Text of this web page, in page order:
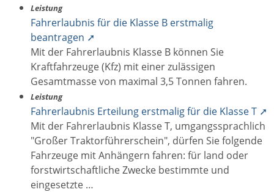
Leistung
Fahrerlaubnis für die Klasse B erstmalig
beantragen ➚
Mit der Fahrerlaubnis Klasse B können Sie
Kraftfahrzeuge (Kfz) mit einer zulässigen
Gesamtmasse von maximal 3,5 Tonnen fahren.
Leistung
Fahrerlaubnis Erteilung erstmalig für die Klasse T ➚
Mit der Fahrerlaubnis Klasse T, umgangssprachlich
"Großer Traktorführerschein", dürfen Sie folgende
Fahrzeuge mit Anhängern fahren: für land oder
forstwirtschaftliche Zwecke bestimmte und
eingesetzte …